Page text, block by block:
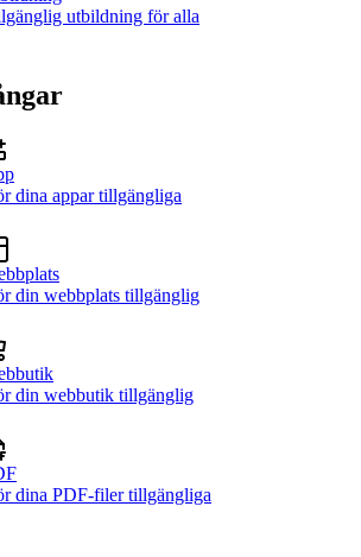
utbildning för alla
dina appar tillgängliga
din webbplats tillgänglig
din webbutik tillgänglig
dina PDF-filer tillgängliga